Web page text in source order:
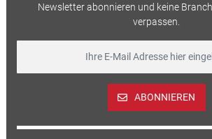
Newsletter abonnieren und keine
verpassen.
ABONNIEREN